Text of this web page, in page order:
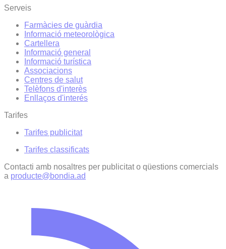
Serveis
Farmàcies de guàrdia
Informació meteorològica
Cartellera
Informació general
Informació turística
Associacions
Centres de salut
Telèfons d'interès
Enllaços d'interés
Tarifes
Tarifes publicitat
Tarifes classificats
Contacti amb nosaltres per publicitat o qüestions comercials
a producte@bondia.ad